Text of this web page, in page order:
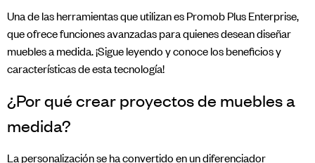
Una de las herramientas que utilizan es Promob Plus Enterprise,
que ofrece funciones avanzadas para quienes desean diseñar
muebles a medida. ¡Sigue leyendo y conoce los beneficios y
características de esta tecnología!
¿Por qué crear proyectos de muebles a
medida?
La personalización se ha convertido en un diferenciador